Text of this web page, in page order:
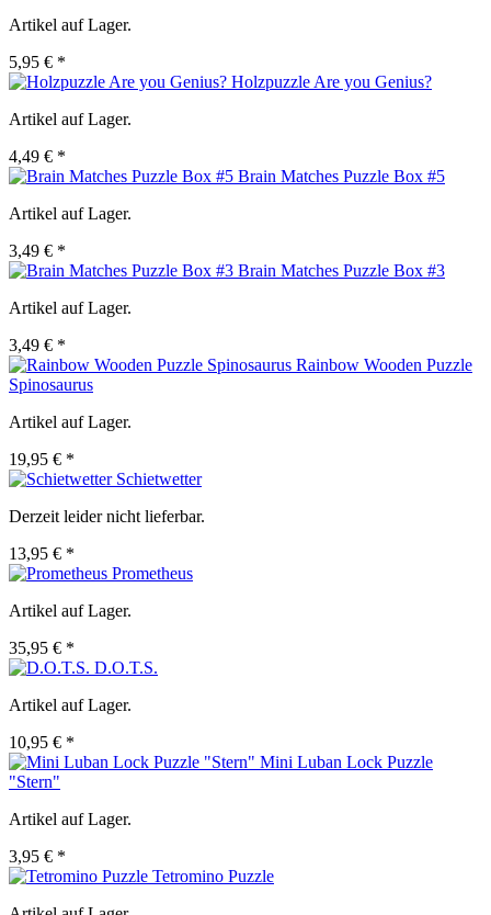
Artikel auf Lager.
5,95 € *
Holzpuzzle Are you Genius?
Artikel auf Lager.
4,49 € *
Brain Matches Puzzle Box #5
Artikel auf Lager.
3,49 € *
Brain Matches Puzzle Box #3
Artikel auf Lager.
3,49 € *
Rainbow Wooden Puzzle
Spinosaurus
Artikel auf Lager.
19,95 € *
Schietwetter
Derzeit leider nicht lieferbar.
13,95 € *
Prometheus
Artikel auf Lager.
35,95 € *
D.O.T.S.
Artikel auf Lager.
10,95 € *
Mini Luban Lock Puzzle
"Stern"
Artikel auf Lager.
3,95 € *
Tetromino Puzzle